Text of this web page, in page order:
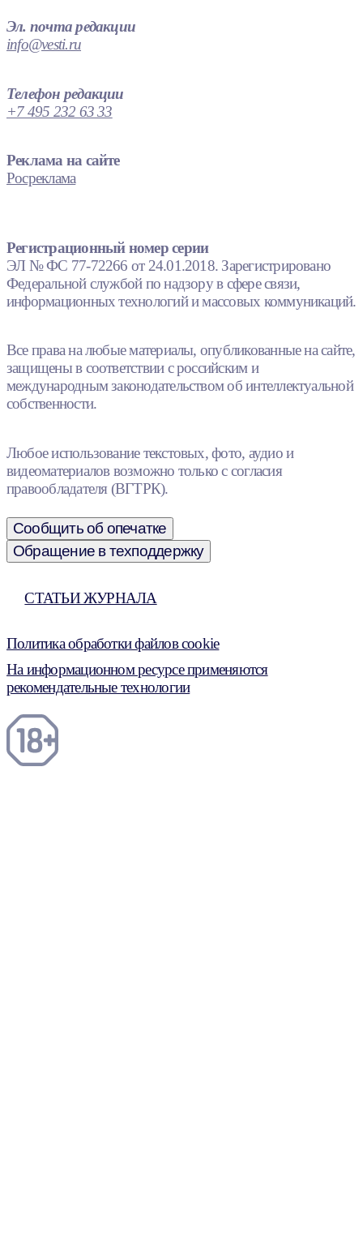
Эл. почта редакции
info@vesti.ru
Телефон редакции
+7 495 232 63 33
Реклама на сайте
Росреклама
Регистрационный номер серии
ЭЛ № ФС 77-72266 от 24.01.2018. Зарегистрировано
Федеральной службой по надзору в сфере связи,
информационных технологий и массовых коммуникаций.
Все права на любые материалы, опубликованные на сайте,
защищены в соответствии с российским и
международным законодательством об интеллектуальной
собственности.
Любое использование текстовых, фото, аудио и
видеоматериалов возможно только с согласия
правообладателя (ВГТРК).
Сообщить об опечатке
Обращение в техподдержку
СТАТЬИ ЖУРНАЛА
Политика обработки файлов cookie
На информационном ресурсе применяются
рекомендательные технологии